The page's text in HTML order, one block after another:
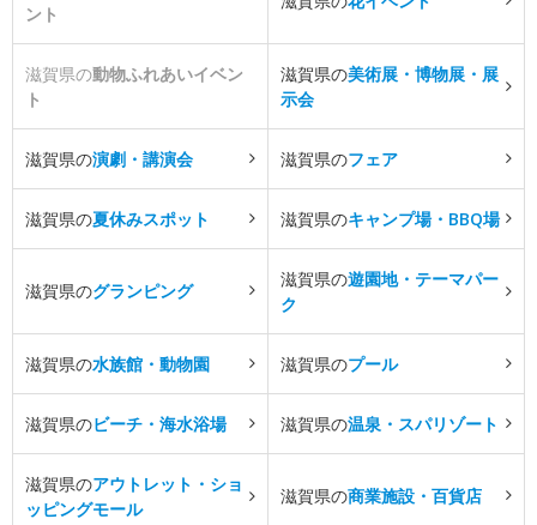
ント
滋賀県の動物ふれあいイベン
ト
滋賀県の美術展・博物展・展
示会
滋賀県の演劇・講演会 滋賀県のフェア
滋賀県の夏休みスポット 滋賀県のキャンプ場・BBQ場
滋賀県のグランピング
滋賀県の遊園地・テーマパー
ク
滋賀県の水族館・動物園 滋賀県のプール
滋賀県のビーチ・海水浴場 滋賀県の温泉・スパリゾート
滋賀県のアウトレット・ショ
ッピングモール
滋賀県の商業施設・百貨店